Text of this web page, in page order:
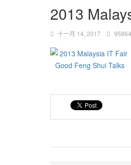
2013
十一月 14, 2017 95864